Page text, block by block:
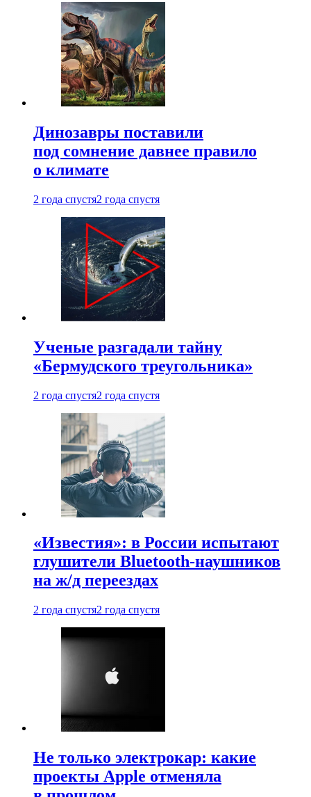
Динозавры поставили
под сомнение давнее правило
о климате
2 года спустя2 года спустя
Ученые разгадали тайну
«Бермудского треугольника»
2 года спустя2 года спустя
«Известия»: в России испытают
глушители Bluetooth-наушников
на ж/д переездах
2 года спустя2 года спустя
Не только электрокар: какие
проекты Apple отменяла